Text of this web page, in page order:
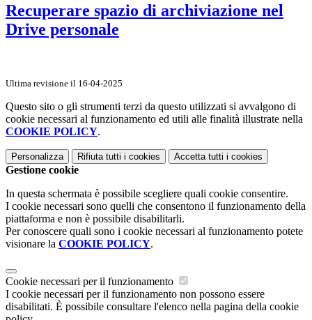
Recuperare spazio di archiviazione nel
Drive personale
Ultima revisione il 16-04-2025
Questo sito o gli strumenti terzi da questo utilizzati si avvalgono di
cookie necessari al funzionamento ed utili alle finalità illustrate nella
COOKIE POLICY.
Personalizza Rifiuta tutti i cookies Accetta tutti i cookies
Gestione cookie
In questa schermata è possibile scegliere quali cookie consentire.
I cookie necessari sono quelli che consentono il funzionamento della
piattaforma e non è possibile disabilitarli.
Per conoscere quali sono i cookie necessari al funzionamento potete
visionare la COOKIE POLICY.
Cookie necessari per il funzionamento
I cookie necessari per il funzionamento non possono essere
disabilitati. È possibile consultare l'elenco nella pagina della cookie